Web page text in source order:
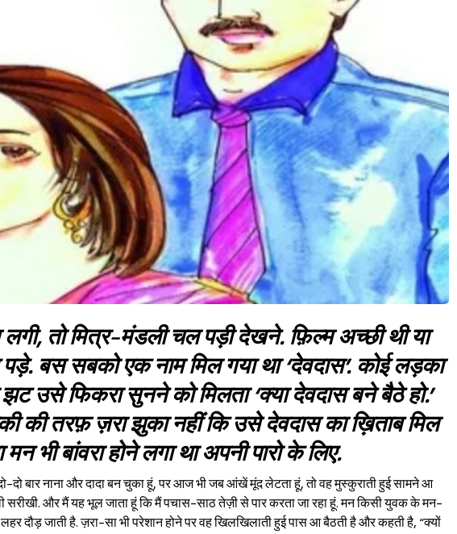
तो मित्र-मंडली चल पड़ी देखने. फ़िल्म अच्छी थी या
बस सबको एक नाम मिल गया था ‘देवदास’. कोई लड़का
झट उसे फिकरा सुनने को मिलता ‘क्या देवदास बने बैठे हो.’
की तरफ़ ज़रा झुका नहीं कि उसे देवदास का ख़िताब मिल
मन भी बांवरा होने लगा था अपनी पारो के लिए.
दो बार नाना और दादा बन चुका हूं, पर आज भी जब आंखें मूंद लेटता हूं, तो वह मुस्कुराती हुई सामने आ
सरीखी. और मैं यह भूल जाता हूं कि मैं पचास-साठ तेज़ी से पार करता जा रहा हूं. मन किसी युवक के मन-
दौड़ जाती है. ज़रा-सा भी परेशान होने पर वह खिलखिलाती हुई पास आ बैठती है और कहती है, “क्यों